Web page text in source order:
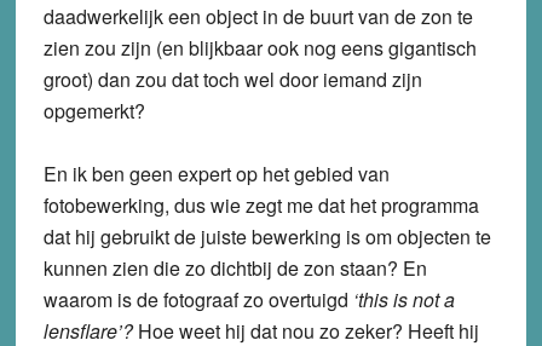
daadwerkelijk een object in de buurt van de zon te
zien zou zijn (en blijkbaar ook nog eens gigantisch
groot) dan zou dat toch wel door iemand zijn
opgemerkt?
En ik ben geen expert op het gebied van
fotobewerking, dus wie zegt me dat het programma
dat hij gebruikt de juiste bewerking is om objecten te
kunnen zien die zo dichtbij de zon staan? En
waarom is de fotograaf zo overtuigd ‘this is not a
lensflare’?Hoe weet hij dat nou zo zeker? Heeft hij